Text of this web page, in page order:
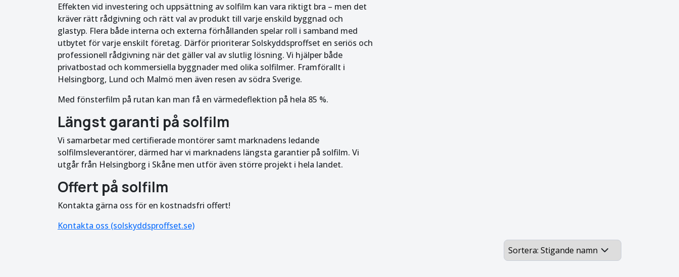
Effekten vid investering och uppsättning av solfilm kan vara riktigt bra – men det
kräver rätt rådgivning och rätt val av produkt till varje enskild byggnad och
glastyp. Flera både interna och externa förhållanden spelar roll i samband med
utbytet för varje enskilt företag. Därför prioriterar Solskyddsproffset en seriös och
professionell rådgivning när det gäller val av slutlig lösning. Vi hjälper både
privatbostad och kommersiella byggnader med olika solfilmer. Framförallt i
Helsingborg, Lund och Malmö men även resen av södra Sverige.
Med fönsterfilm på rutan kan man få en värmedeflektion på hela 85 %.
Längst garanti på solfilm
Vi samarbetar med certifierade montörer samt marknadens ledande
solfilmsleverantörer, därmed har vi marknadens längsta garantier på solfilm. Vi
utgår från Helsingborg i Skåne men utför även större projekt i hela landet.
Offert på solfilm
Kontakta gärna oss för en kostnadsfri offert!
Kontakta oss (solskyddsproffset.se)